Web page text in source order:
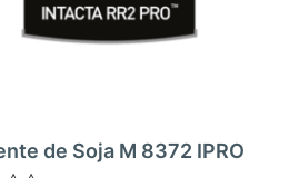
de Soja M 8372 IPRO